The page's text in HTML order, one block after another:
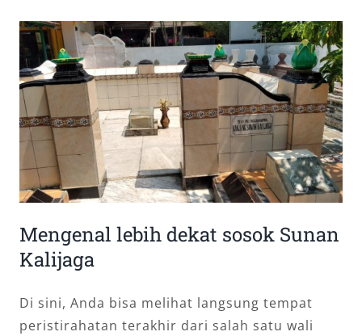
Mengenal lebih dekat sosok Sunan
Kalijaga
Di sini, Anda bisa melihat langsung tempat
peristirahatan terakhir dari salah satu wali